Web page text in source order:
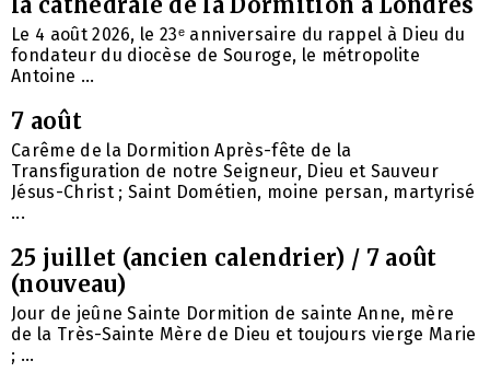
Le 4 août 2026, le 23ᵉ anniversaire du rappel à Dieu du
fondateur du diocèse de Souroge, le métropolite
Antoine ...
7 août
Carême de la Dormition Après-fête de la
Transfiguration de notre Seigneur, Dieu et Sauveur
Jésus-Christ ; Saint Dométien, moine persan, martyrisé
...
25 juillet (ancien calendrier) / 7 août
(nouveau)
Jour de jeûne Sainte Dormition de sainte Anne, mère
de la Très-Sainte Mère de Dieu et toujours vierge Marie
; ...